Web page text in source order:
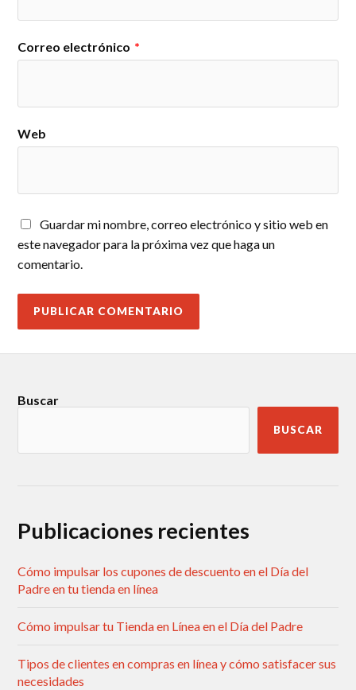
Correo electrónico *
Web
Guardar mi nombre, correo electrónico y sitio web en
este navegador para la próxima vez que haga un
comentario.
Buscar
BUSCAR
Publicaciones recientes
Cómo impulsar los cupones de descuento en el Día del
Padre en tu tienda en línea
Cómo impulsar tu Tienda en Línea en el Día del Padre
Tipos de clientes en compras en línea y cómo satisfacer sus
necesidades